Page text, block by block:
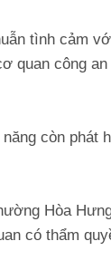
tình cảm
quan công
còn phát
Hòa
có thẩm